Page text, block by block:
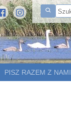
PISZ RAZEM Z NAMI